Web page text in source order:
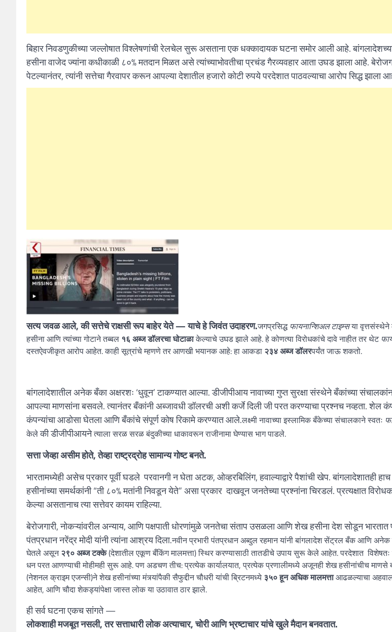
बिहार निवडणुकीच्या जल्लोषात विश्लेषणांची रेलचेल सुरू असताना एक धक्कादायक घटना समोर आली आहे.
हसीना वाजेद ज्यांना कधीकाळी ८०% मतदान मिळत असे त्यांच्याभोवतीचा प्रचंड गैरव्यवहार आता उघड झाला आहे.
पेटल्यानंतर, त्यांनी सत्तेचा गैरवापर करून आपल्या देशातील हजारो कोटी रुपये परदेशात पाठवल्याचा आरोप सिद्ध झाला
सत्य जवळ आले, की सत्तेचे राक्षसी रूप बाहेर येते — याचे हे जिवंत उदाहरण.जगप्रसिद्ध फायनान्शिअल टाइम्सया
हसीना आणि त्यांच्या गोटाने तब्बल १६ अब्ज डॉलरचा घोटाळाकेल्याचे उघड झाले आहे. हे कोणत्या विरोधकांचे दावे नाहीत तर थेट
दस्तऐवजीकृत आरोप आहेत. काही सूत्रांचे म्हणणे तर आणखी भयानक आहे: हा आकडा २३४ अब्ज डॉलरपर्यंत जाऊ शकतो.
बांगलादेशातील अनेक बँका अक्षरशः ‘धुवून’ टाकण्यात आल्या. डीजीपीआय नावाच्या गुप्त सुरक्षा संस्थेने बँकांच्या
आपल्या माणसांना बसवले. त्यानंतर बँकांनी अब्जावधी डॉलरची अशी कर्जे दिली जी परत करण्याचा प्रश्नच नव्हता. शेल
कंपन्यांचा आडोसा घेतला आणि बँकांचे संपूर्ण कोष रिकामे करण्यात आले.लक्ष्मी नावाच्या इस्लामिक बँकेच्या संचालकाने स्वतः
केलेकी डीजीपीआयनेत्याला सरळ सरळ बंदुकीच्या धाकावरून राजीनामा घेण्यास भाग पाडले.
सत्ता जेव्हा असीम होते, तेव्हा राष्ट्रद्रोह सामान्य गोष्ट बनते.
भारतामध्येही असेच प्रकार पूर्वी घडले परवानगी न घेता अटक, ओव्हरबिलिंग, हवाल्याद्वारे पैशांची खेप. बांगलादेशातही
हसीनांच्या समर्थकांनी “ती ८०% मतांनी निवडून येते” असा प्रकार दाखवून जनतेच्या प्रश्नांना चिरडलं. प्रत्यक्षात
केल्या असतानाच त्या सत्तेवर कायम राहिल्या.
बेरोजगारी, नोकऱ्यांवरील अन्याय, आणि पक्षपाती धोरणांमुळे जनतेचा संताप उसळला आणि शेख हसीना देश सोडून
पंतप्रधान नरेंद्र मोदी यांनी त्यांना आश्रय दिला.नवीन प्रभारी पंतप्रधान अब्दुल रहमान यांनी बांगलादेश सेंट्रल बँक आणि अनेक
घेतले असून२९० अब्ज टक्के(देशातील एकूण बँकिंग मालमत्ता) स्थिर करण्यासाठी तातडीचे उपाय सुरू केले आहेत. परदेशात
धन परत आणण्याची मोहीमही सुरू आहे. पण अडचण तीच: प्रत्येक कार्यालयात, प्रत्येक प्रणालीमध्ये अजूनही शेख हसीनांचीच
(नेशनल क्राइम एजन्सी)ने शेख हसीनांच्या मंत्र्यांपैकी सैफुद्दीन चौधरी यांची ब्रिटनमध्ये ३५० हून अधिक मालमत्ताआढळल्याचा अहवाल
आहेत, आणि चौदा शेकड्यांपेक्षा जास्त लोक या उठावात ठार झाले.
ही सर्व घटना एकच सांगते —
लोकशाही मजबूत नसली, तर सत्ताधारी लोक अत्याचार, चोरी आणि भ्रष्टाचार यांचे खुले मैदान बनवतात.